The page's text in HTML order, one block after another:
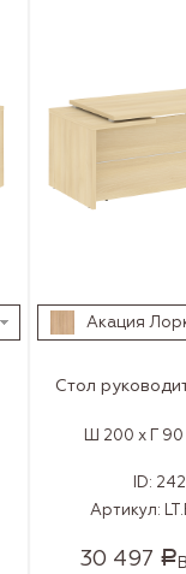
Акация
Стол
Ш 200 x Г 90
ID:
Артикул:
30 497 Р